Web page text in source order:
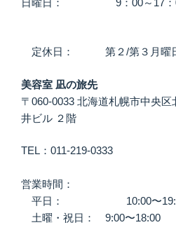
日曜日： 9：00～17：
定休日： 第２/第３月曜
美容室 凪の旅先
〒060-0033 北海道札幌市中央
井ビル ２階
TEL：011-219-0333
営業時間：
平日： 10:00〜
土曜・祝日： 9:00〜18:00